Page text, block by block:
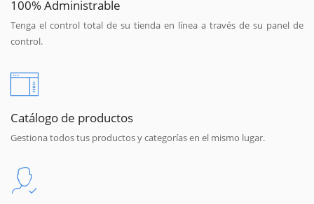
100% Administrable
Tenga el control total de su tienda en línea a través de su panel de
control.
Catálogo de productos
Gestiona todos tus productos y categorías en el mismo lugar.